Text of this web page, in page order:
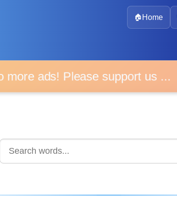
🏠 Home
ads! Please support us ...